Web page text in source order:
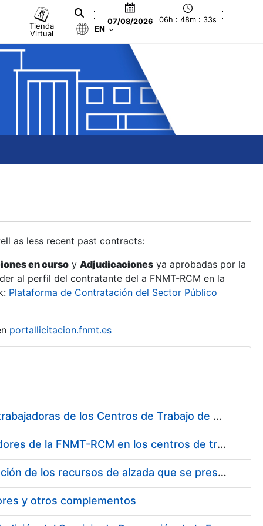
Tienda
Virtual
07/08/2026 06h : 48m : 34s
EN
as less recent past contracts:
en curso y Adjudicaciones ya aprobadas por la
al perfil del contratante del a FNMT-RCM en la
Plataforma de Contratación del Sector Público
portallicitacion.fnmt.es
Suministro de Protectores Auditivos a medida para las personas trabajadoras de los Centros de Trabajo de Madrid y Burgos
Suministro de gafas graduadas antiproyecciones para los trabajadores de la FNMT-RCM en los centros de trabajo de Madrid y Burgos
Servicios de una empresa externa para el asesoramiento y resolución de los recursos de alzada que se presentan relacionados con procesos de selección para la FNMT-RCM
y otros complementos